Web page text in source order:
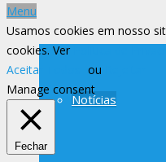
Notícias
Menu
Usamos cookies em nosso
cookies. Ver
Aceitar Todos
ou
Manage consent
Fechar